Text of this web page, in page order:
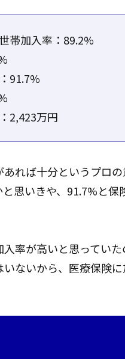
帯加入率：89.2%
91.7%
2,423万円
れば十分というプロ
思いきや、91.7%と
率が高いと思ってい
ないから、医療保険